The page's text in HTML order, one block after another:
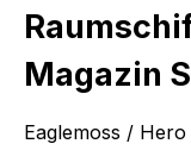
Magazin
Eaglemoss /